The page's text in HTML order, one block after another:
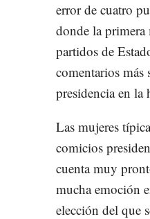
error de cuatro
donde la
partidos de
comentarios
presidencia en la
Las mujeres
comicios
cuenta muy
mucha emoción
elección del que